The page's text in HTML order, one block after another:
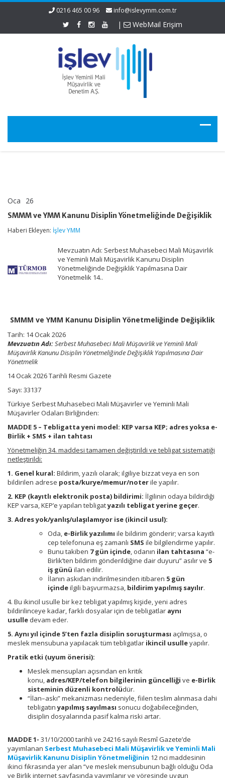
0216 465 00 96 info@islevymm.com.tr
| WebMail Erişim
Oca 26
YMM
Kanunu
Disiplin
Değişiklik
SMMM ve YMM Kanunu Disiplin Yönetmeliğinde Değişiklik
Haberi Ekleyen: İşlev YMM
Mevzuatın Adı: Serbest Muhasebeci Mali Müşavirlik
ve Yeminli Mali Müşavirlik Kanunu Disiplin
Yönetmeliğinde Değişiklik Yapılmasına Dair
Yönetmelik 14..
SMMM ve YMM Kanunu Disiplin Yönetmeliğinde Değişiklik
Tarih: 14 Ocak 2026
Mevzuatın Adı:Serbest Muhasebeci Mali Müşavirlik ve Yeminli Mali
Müşavirlik Kanunu Disiplin Yönetmeliğinde Değişiklik Yapılmasına Dair
Yönetmelik
14 Ocak 2026 Tarihli Resmi Gazete
Sayı: 33137
Türkiye Serbest Muhasebeci Mali Müşavirler ve Yeminli Mali
Müşavirler Odaları Birliğinden:
MADDE 5 – Tebligatta yeni model: KEP varsa KEP; adres yoksa e-
Birlik + SMS + ilan tahtası
Yönetmeliğin 34. maddesi tamamen değiştirildi ve tebligat sistematiği
netleştirildi:
1. Genel kural: Bildirim, yazılı olarak; ilgiliye bizzat veya en son
bildirilen adrese posta/kurye/memur/noterile yapılır.
2. KEP (kayıtlı elektronik posta) bildirimi: İlgilinin odaya bildirdiği
KEP varsa, KEP’e yapılan tebligatyazılı tebligat yerine geçer.
3. Adres yok/yanlış/ulaşılamıyor ise (ikincil usul):
Oda, e-Birlik yazılımı ile bildirim gönderir; varsa kayıtlı
cep telefonuna eş zamanlı SMS ile bilgilendirme yapılır.
Bunu takiben 7 gün içinde, odanın ilan tahtasına “e-
Birlik’ten bildirim gönderildiğine dair duyuru” asılır ve 5
iş günü ilan edilir.
İlanın askıdan indirilmesinden itibaren 5 gün
içindeilgili başvurmazsa, bildirim yapılmış sayılır.
4. Bu ikincil usulle bir kez tebligat yapılmış kişide, yeni adres
bildirilinceye kadar, farklı dosyalar için de tebligatlar aynı
usulle devam eder.
5. Aynı yıl içinde 5’ten fazla disiplin soruşturması açılmışsa, o
meslek mensubuna yapılacak tüm tebligatlar ikincil usulleyapılır.
Pratik etki (uyum önerisi):
Meslek mensupları açısından en kritik
konu, adres/KEP/telefon bilgilerinin güncelliği ve e-Birlik
sisteminin düzenli kontrolüdür.
“İlan–askı” mekanizması nedeniyle, fiilen teslim alınmasa dahi
tebligatınyapılmış sayılması sonucu doğabileceğinden,
disiplin dosyalarında pasif kalma riski artar.
MADDE 1- 31/10/2000 tarihli ve 24216 sayılı Resmî Gazete’de
yayımlanan Serbest Muhasebeci Mali Müşavirlik ve Yeminli Mali
Müşavirlik Kanunu Disiplin Yönetmeliğinin 12 nci maddesinin
ikinci fıkrasında yer alan “ve meslek mensubunun bağlı olduğu Oda
ve Birlik internet sayfasında yayımlanır ve yöresinde uygun